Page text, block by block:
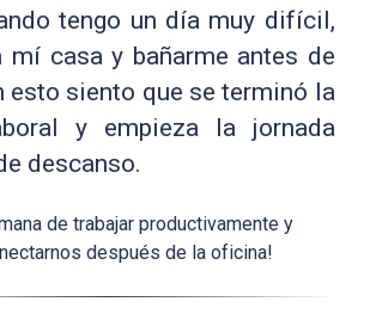
tengo un día muy difícil,
mí casa y bañarme antes de
esto siento que se terminó la
y empieza la jornada
descanso.
de trabajar productivamente y
después de la oficina!